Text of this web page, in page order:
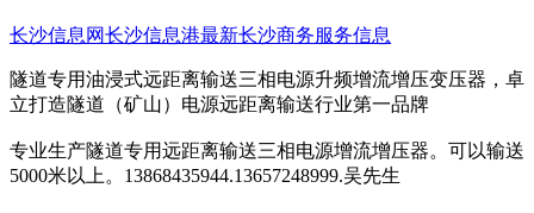
长沙信息网长沙信息港最新长沙商务服务信息
隧道专用油浸式远距离输送三相电源升频增流增压变压器，卓
立打造隧道（矿山）电源远距离输送行业第一品牌
专业生产隧道专用远距离输送三相电源增流增压器。可以输送
5000米以上。13868435944.13657248999.吴先生